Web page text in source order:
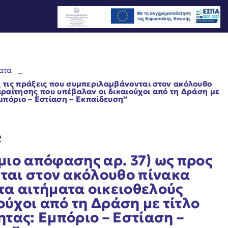
πράξεις που συμπεριλαμβάνονται στον ακόλουθο
που υπέβαλαν οι δικαιούχοι από τη Δράση με
– Εστίαση – Εκπαίδευση”
απόφασης αρ. 37) ως προς
στον ακόλουθο πίνακα
αιτήματα οικειοθελούς
από τη Δράση με τίτλο
Εμπόριο – Εστίαση –